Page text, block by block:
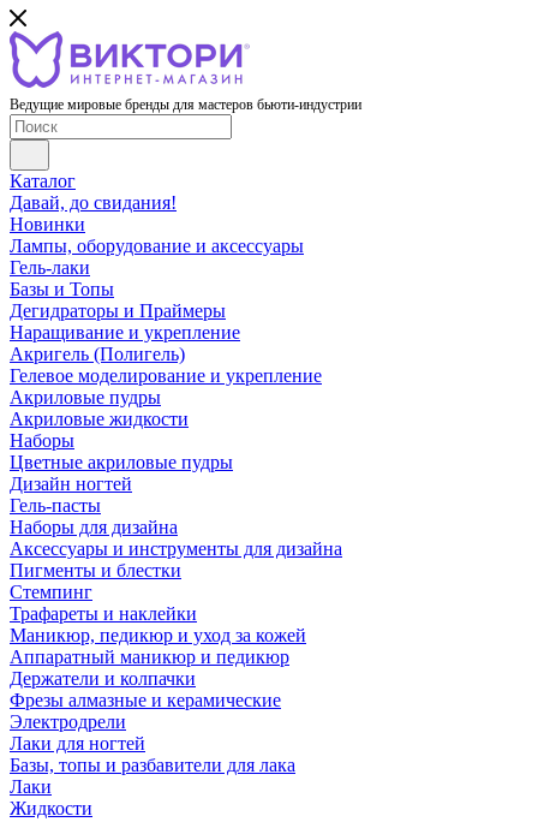
Ведущие мировые бренды для мастеров бьюти-индустрии
Каталог
Давай, до свидания!
Новинки
Лампы, оборудование и аксессуары
Гель-лаки
Базы и Топы
Дегидраторы и Праймеры
Наращивание и укрепление
Акригель (Полигель)
Гелевое моделирование и укрепление
Акриловые пудры
Акриловые жидкости
Наборы
Цветные акриловые пудры
Дизайн ногтей
Гель-пасты
Наборы для дизайна
Аксессуары и инструменты для дизайна
Пигменты и блестки
Стемпинг
Трафареты и наклейки
Маникюр, педикюр и уход за кожей
Аппаратный маникюр и педикюр
Держатели и колпачки
Фрезы алмазные и керамические
Электродрели
Лаки для ногтей
Базы, топы и разбавители для лака
Лаки
Жидкости